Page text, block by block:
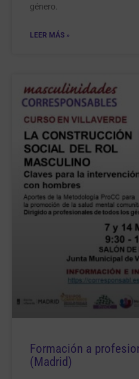
género.
LEER MÁS »
Formación a
(Madrid)